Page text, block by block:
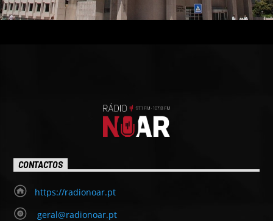
CONTACTOS
https://radionoar.pt
geral@radionoar.pt